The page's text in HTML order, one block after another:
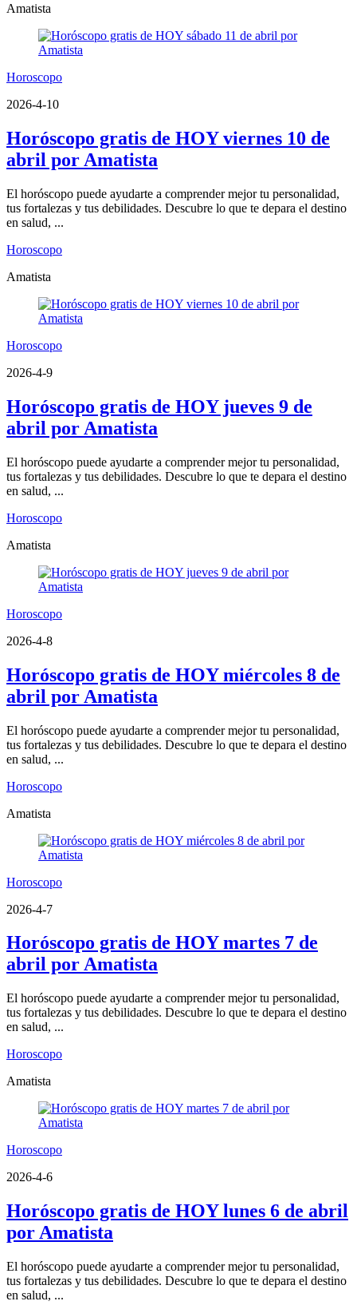
Amatista
Horoscopo
2026-4-10
Horóscopo gratis de HOY viernes 10 de
abril por Amatista
El horóscopo puede ayudarte a comprender mejor tu personalidad,
tus fortalezas y tus debilidades. Descubre lo que te depara el destino
en salud, ...
Horoscopo
Amatista
Horoscopo
2026-4-9
Horóscopo gratis de HOY jueves 9 de
abril por Amatista
El horóscopo puede ayudarte a comprender mejor tu personalidad,
tus fortalezas y tus debilidades. Descubre lo que te depara el destino
en salud, ...
Horoscopo
Amatista
Horoscopo
2026-4-8
Horóscopo gratis de HOY miércoles 8 de
abril por Amatista
El horóscopo puede ayudarte a comprender mejor tu personalidad,
tus fortalezas y tus debilidades. Descubre lo que te depara el destino
en salud, ...
Horoscopo
Amatista
Horoscopo
2026-4-7
Horóscopo gratis de HOY martes 7 de
abril por Amatista
El horóscopo puede ayudarte a comprender mejor tu personalidad,
tus fortalezas y tus debilidades. Descubre lo que te depara el destino
en salud, ...
Horoscopo
Amatista
Horoscopo
2026-4-6
Horóscopo gratis de HOY lunes 6 de abril
por Amatista
El horóscopo puede ayudarte a comprender mejor tu personalidad,
tus fortalezas y tus debilidades. Descubre lo que te depara el destino
en salud, ...